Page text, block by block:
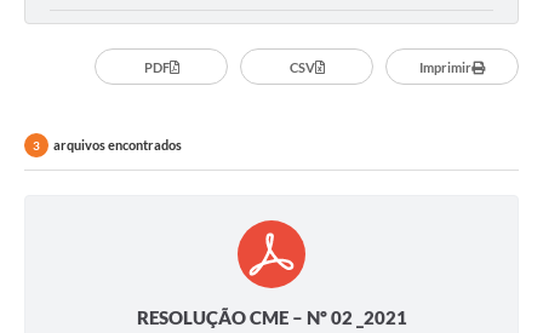
PDF CSV Imprimir
3 arquivos encontrados
RESOLUÇÃO CME – Nº 02 _2021